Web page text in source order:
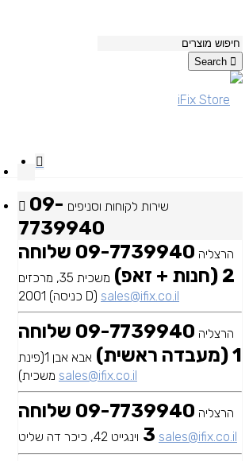
Search
שירות לקוחות וסניפים 09-
7739940
הרצליה
09-7739940 שלוחה
2 (חנות + זאפ)
משכית 35, מרכזים
2001 (כניסה D) sales@ifix.co.il
הרצליה
09-7739940 שלוחה
1 (מעבדה ראשית)
אבא אבן 1(פינת
משכית) sales@ifix.co.il
הרצליה
09-7739940 שלוחה
3 וינגייט 42, כיכר דה שליט sales@ifix.co.il